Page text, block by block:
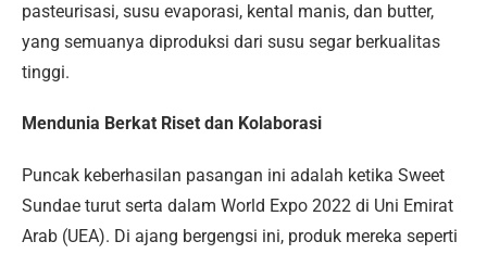
pasteurisasi, susu evaporasi, kental manis, dan butter,
yang semuanya diproduksi dari susu segar berkualitas
tinggi.
Mendunia Berkat Riset dan Kolaborasi
Puncak keberhasilan pasangan ini adalah ketika Sweet
Sundae turut serta dalam World Expo 2022 di Uni Emirat
Arab (UEA). Di ajang bergengsi ini, produk mereka seperti